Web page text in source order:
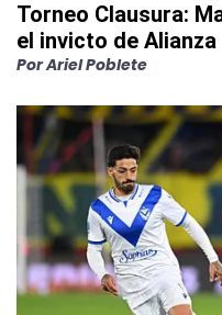
Torneo Clausura:
el invicto de Alianza
PorAriel Poblete